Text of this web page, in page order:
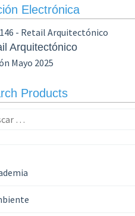
Electrónica
Arquitectónico
Mayo 2025
Products